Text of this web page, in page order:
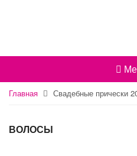
Главная Свадебные прически
ВОЛОСЫ